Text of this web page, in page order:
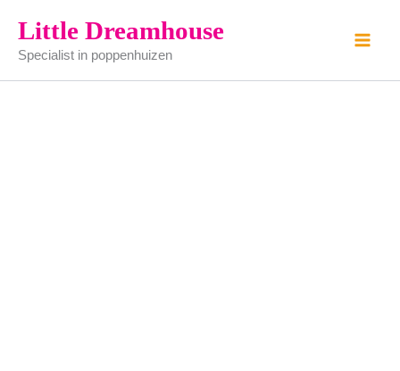
naar
inhoud
Little Dreamhouse
Specialist in poppenhuizen
slabbetje
(per
kleur
bestellen)